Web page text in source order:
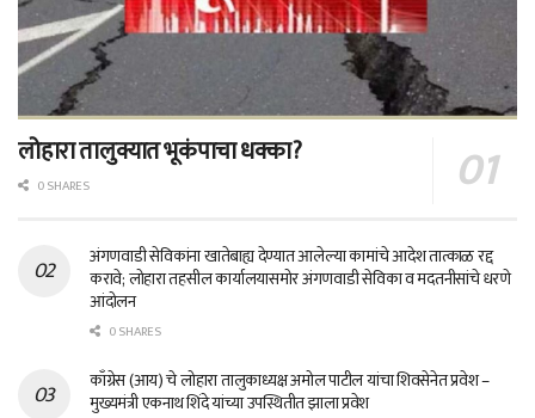
लोहारा तालुक्यात भूकंपाचा धक्का?
0 SHARES
अंगणवाडी सेविकांना खातेबाह्य देण्यात आलेल्या कामांचे आदेश तात्काळ रद्द
करावे; लोहारा तहसील कार्यालयासमोर अंगणवाडी सेविका व मदतनीसांचे धरणे
आंदोलन
0 SHARES
काँग्रेस (आय) चे लोहारा तालुकाध्यक्ष अमोल पाटील यांचा शिवसेनेत प्रवेश –
मुख्यमंत्री एकनाथ शिंदे यांच्या उपस्थितीत झाला प्रवेश